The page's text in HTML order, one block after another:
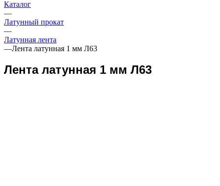
Каталог
—
Латунный прокат
—
Латунная лента
—Лента латунная 1 мм Л63
Лента латунная 1 мм Л63